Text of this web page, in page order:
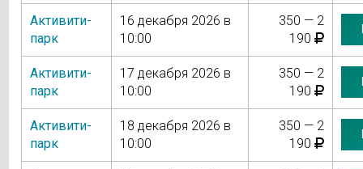
Активити-
парк
16 декабря 2026 в
10:00
350 — 2
190
Активити-
парк
17 декабря 2026 в
10:00
350 — 2
190
Активити-
парк
18 декабря 2026 в
10:00
350 — 2
190